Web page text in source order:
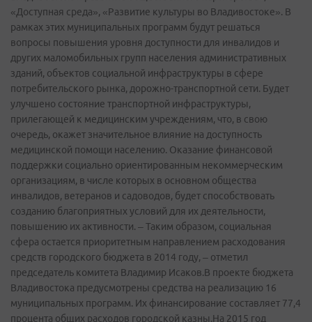
«Доступная среда», «Развитие культуры во Владивостоке». В
рамках этих муниципальных программ будут решаться
вопросы повышения уровня доступности для инвалидов и
других маломобильных групп населения административных
зданий, объектов социальной инфраструктуры в сфере
потребительского рынка, дорожно-­транспортной сети. Будет
улучшено состояние транспортной инфраструктуры,
прилегающей к медицинским учреждениям, что, в свою
очередь, окажет значительное влияние на доступность
медицинской помощи населению. Оказание финансовой
поддержки социально ориентированным некоммерческим
организациям, в числе которых в основном общества
инвалидов, ветеранов и садоводов, будет способствовать
созданию благоприятных условий для их деятельности,
повышению их активности. – Таким образом, социальная
сфера остается приоритетным направлением расходования
средств городского бюджета в 2014 году, – отметил
председатель комитета Владимир Исаков.В проекте бюджета
Владивостока предусмотрены средства на реализацию 16
муниципальных программ. Их финансирование составляет 77,4
процента общих расходов городской казны.На 2015 год